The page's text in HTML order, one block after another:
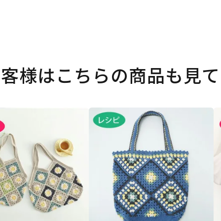
様はこちらの商品も見